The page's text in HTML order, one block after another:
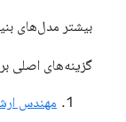
بیشتر مدل‌های
گزینه‌های اصلی
مهندس